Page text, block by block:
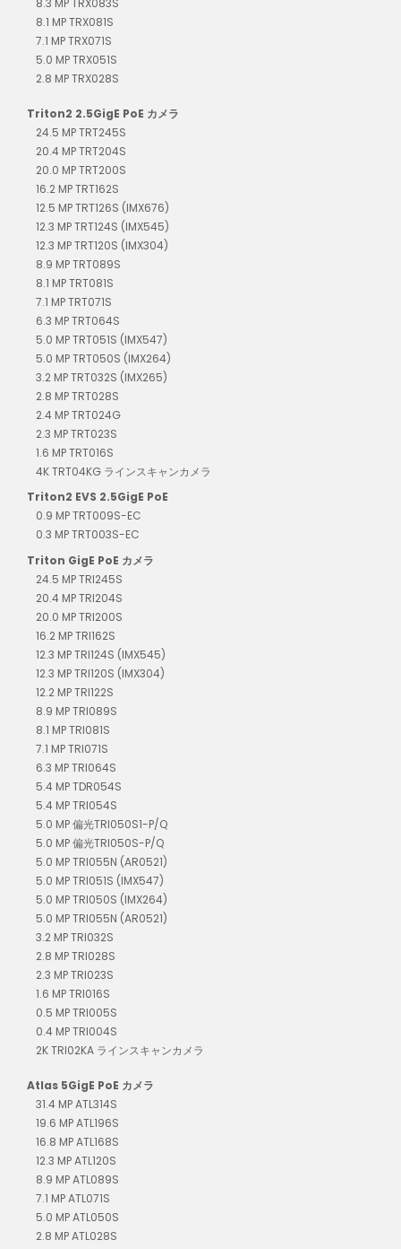
8.3 MP TRX083S
8.1 MP TRX081S
7.1 MP TRX071S
5.0 MP TRX051S
2.8 MP TRX028S
Triton2 2.5GigE PoE カメラ
24.5 MP TRT245S
20.4 MP TRT204S
20.0 MP TRT200S
16.2 MP TRT162S
12.5 MP TRT126S (IMX676)
12.3 MP TRT124S (IMX545)
12.3 MP TRT120S (IMX304)
8.9 MP TRT089S
8.1 MP TRT081S
7.1 MP TRT071S
6.3 MP TRT064S
5.0 MP TRT051S (IMX547)
5.0 MP TRT050S (IMX264)
3.2 MP TRT032S (IMX265)
2.8 MP TRT028S
2.4 MP TRT024G
2.3 MP TRT023S
1.6 MP TRT016S
4K TRT04KG ラインスキャンカメラ
Triton2 EVS 2.5GigE PoE
0.9 MP TRT009S-EC
0.3 MP TRT003S-EC
Triton GigE PoE カメラ
24.5 MP TRI245S
20.4 MP TRI204S
20.0 MP TRI200S
16.2 MP TRI162S
12.3 MP TRI124S (IMX545)
12.3 MP TRI120S (IMX304)
12.2 MP TRI122S
8.9 MP TRI089S
8.1 MP TRI081S
7.1 MP TRI071S
6.3 MP TRI064S
5.4 MP TDR054S
5.4 MP TRI054S
5.0 MP 偏光TRI050S1-P/Q
5.0 MP 偏光TRI050S-P/Q
5.0 MP TRI055N (AR0521)
5.0 MP TRI051S (IMX547)
5.0 MP TRI050S (IMX264)
5.0 MP TRI055N (AR0521)
3.2 MP TRI032S
2.8 MP TRI028S
2.3 MP TRI023S
1.6 MP TRI016S
0.5 MP TRI005S
0.4 MP TRI004S
2K TRI02KA ラインスキャンカメラ
Atlas 5GigE PoE カメラ
31.4 MP ATL314S
19.6 MP ATL196S
16.8 MP ATL168S
12.3 MP ATL120S
8.9 MP ATL089S
7.1 MP ATL071S
5.0 MP ATL050S
2.8 MP ATL028S